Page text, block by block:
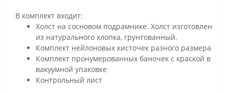
В комплект входит:
Холст на сосновом подрамнике. Холст изготовлен
из натурального хлопка, грунтованный.
Комплект нейлоновых кисточек разного размера
Комплект пронумерованных баночек с краской в
вакуумной упаковке
Контрольный лист